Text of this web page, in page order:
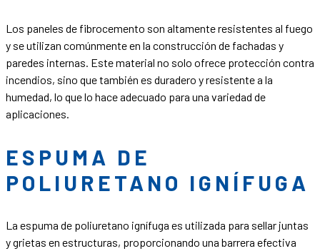
Los paneles de fibrocemento son altamente resistentes al fuego
y se utilizan comúnmente en la construcción de fachadas y
paredes internas. Este material no solo ofrece protección contra
incendios, sino que también es duradero y resistente a la
humedad, lo que lo hace adecuado para una variedad de
aplicaciones.
ESPUMA DE
POLIURETANO IGNÍFUGA
La espuma de poliuretano ignífuga es utilizada para sellar juntas
y grietas en estructuras, proporcionando una barrera efectiva